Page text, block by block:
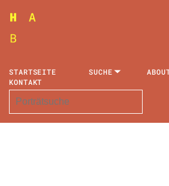
STARTSEITE SUCHE
KONTAKT